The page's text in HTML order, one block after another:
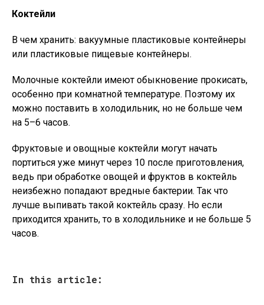
Коктейли
В чем хранить: вакуумные пластиковые контейнеры
или пластиковые пищевые контейнеры.
Молочные коктейли имеют обыкновение прокисать,
особенно при комнатной температуре. Поэтому их
можно поставить в холодильник, но не больше чем
на 5–6 часов.
Фруктовые и овощные коктейли могут начать
портиться уже минут через 10 после приготовления,
ведь при обработке овощей и фруктов в коктейль
неизбежно попадают вредные бактерии. Так что
лучше выпивать такой коктейль сразу. Но если
приходится хранить, то в холодильнике и не больше 5
часов.
In this article: